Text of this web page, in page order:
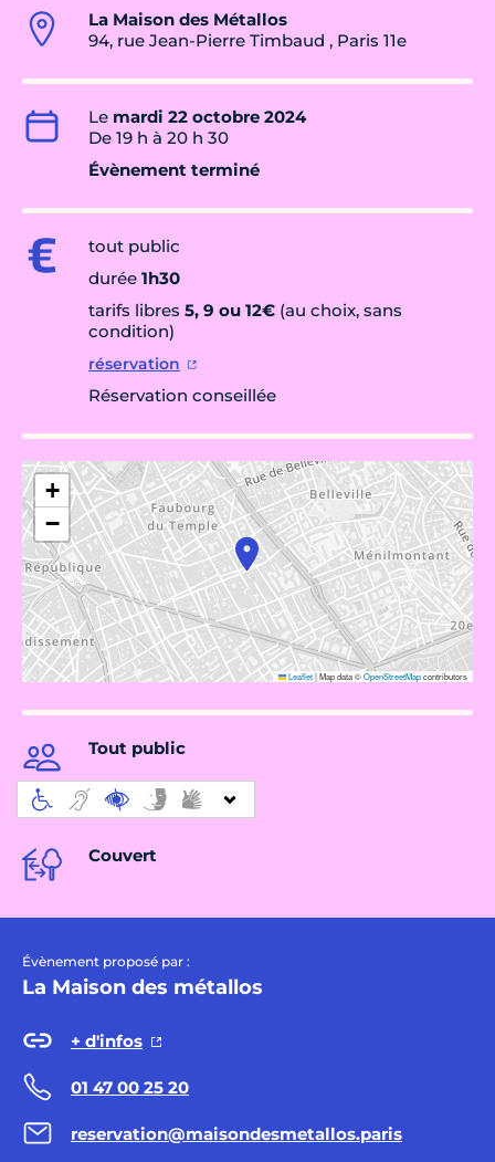
La Maison des Métallos
94, rue Jean-Pierre Timbaud , Paris 11e
Le mardi 22 octobre 2024
De 19 h à 20 h 30
Évènement terminé
tout public
durée 1h30
tarifs libres 5, 9 ou 12€ (au choix, sans
condition)
réservation
Réservation conseillée
+
−
Leaflet|Map data ©OpenStreetMapcontributors
Tout public
Couvert
Évènement proposé par :
La Maison des métallos
+ d'infos
01 47 00 25 20
reservation@maisondesmetallos.paris